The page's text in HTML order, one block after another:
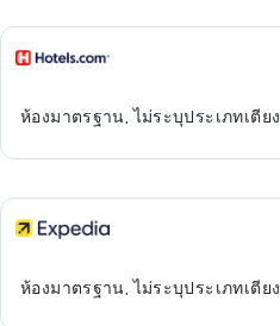
ห้องมาตรฐาน, ไม่ระบุประเภทเตียง
ห้องมาตรฐาน, ไม่ระบุประเภทเตียง